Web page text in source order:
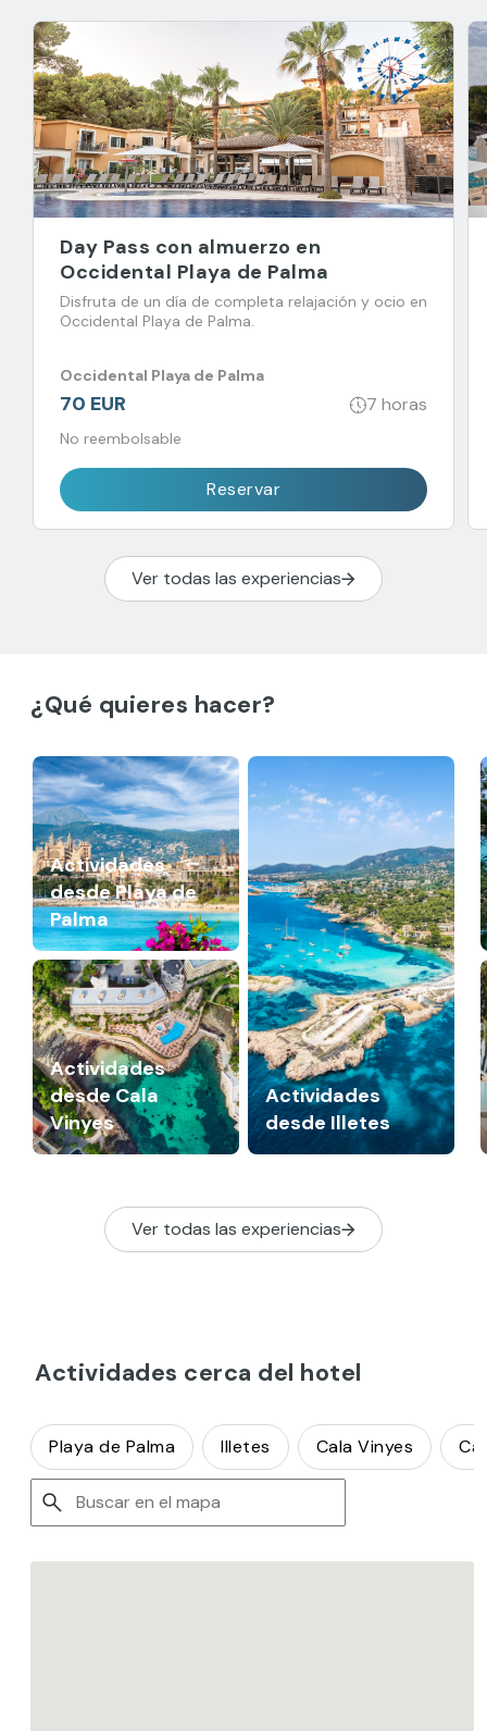
Day Pass con almuerzo en
Occidental Playa de Palma
Disfruta de un día de completa relajación y ocio en
Occidental Playa de Palma.
Occidental Playa de Palma
70 EUR 7 horas
No reembolsable
Reservar
Ver todas las experiencias
¿Qué quieres hacer?
Actividades
desde Playa de
Palma
Actividades
desde Illetes
Actividades
desde Cala
Vinyes
Ver todas las experiencias
Actividades cerca del hotel
Playa de Palma Illetes Cala Vinyes